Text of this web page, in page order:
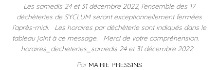
Les samedis 24 et 31 décembre 2022, l’ensemble des 17
déchèteries de SYCLUM seront exceptionnellement fermées
l’après-midi. Les horaires par déchèterie sont indiqués dans le
tableau joint à ce message. Merci de votre compréhension.
horaires_decheteries_samedis 24 et 31 décembre 2022
ParMAIRIE PRESSINS